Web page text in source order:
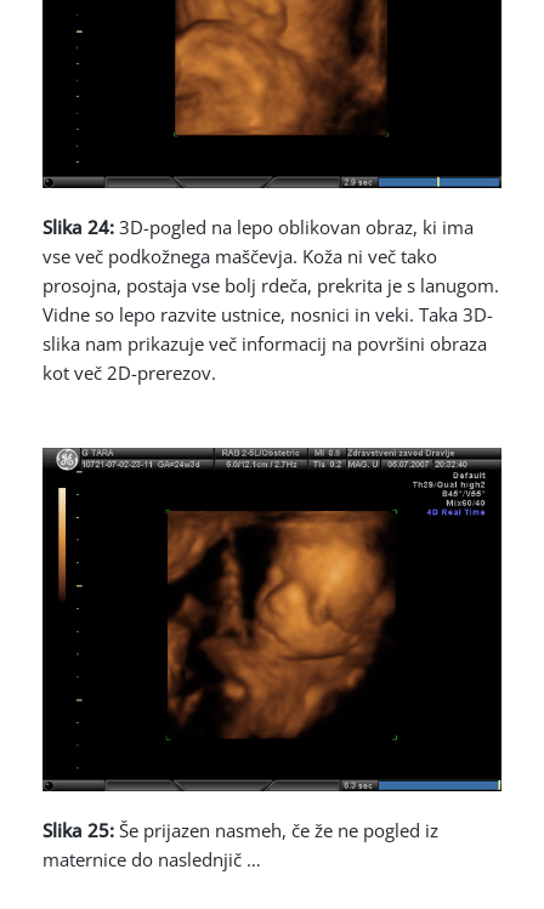
Slika 24: 3D-pogled na lepo oblikovan obraz, ki ima
vse več podkožnega maščevja. Koža ni več tako
prosojna, postaja vse bolj rdeča, prekrita je s lanugom.
Vidne so lepo razvite ustnice, nosnici in veki. Taka 3D-
slika nam prikazuje več informacij na površini obraza
kot več 2D-prerezov.
Slika 25: Še prijazen nasmeh, če že ne pogled iz
maternice do naslednjič …